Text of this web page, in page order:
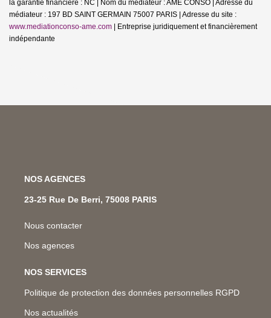
la garantie financière : NC | Nom du médiateur : AME CONSO | Adresse du
médiateur : 197 BD SAINT GERMAIN 75007 PARIS | Adresse du site :
www.mediationconso-ame.com | Entreprise juridiquement et financièrement
indépendante
NOS AGENCES
23-25 Rue De Berri, 75008 PARIS
Nous contacter
Nos agences
NOS SERVICES
Politique de protection des données personnelles RGPD
Nos actualités